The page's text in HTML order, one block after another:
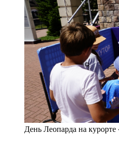
День Леопарда на курорте